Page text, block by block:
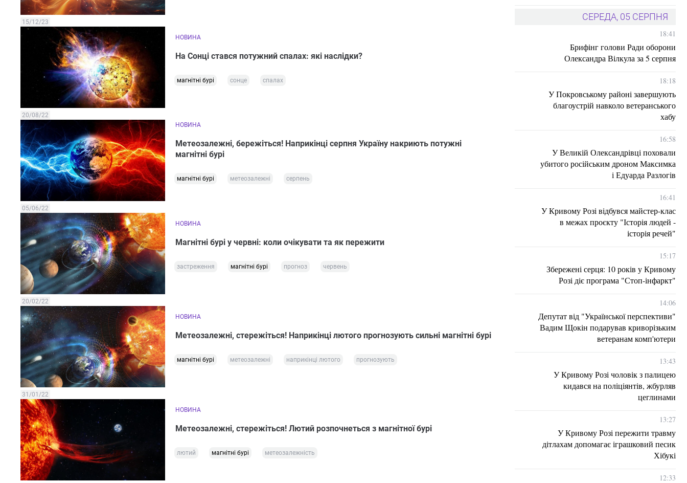
15/12/23
НОВИНА
На Сонці стався потужний спалах: які наслідки?
магнітні бурі сонце спалах
20/08/22
НОВИНА
Метеозалежні, бережіться! Наприкінці серпня Україну накриють потужні
магнітні бурі
магнітні бурі метеозалежні серпень
05/06/22
НОВИНА
Магнітні бурі у червні: коли очікувати та як пережити
застреження магнітні бурі прогноз червень
20/02/22
НОВИНА
Метеозалежні, стережіться! Наприкінці лютого прогнозують сильні магнітні бурі
магнітні бурі метеозалежні наприкінці лютого прогнозують
31/01/22
НОВИНА
Метеозалежні, стережіться! Лютий розпочнеться з магнітної бурі
лютий магнітні бурі метеозалежність
СЕРЕДА, 05 СЕРПНЯ
18:41
Брифінг голови Ради оборони
Олександра Вілкула за 5 серпня
18:18
У Покровському районі завершують
благоустрій навколо ветеранського
хабу
16:58
У Великій Олександрівці поховали
убитого російським дроном Максимка
і Едуарда Разлогів
16:41
У Кривому Розі відбувся майстер-клас
в межах проєкту "Історія людей -
історія речей"
15:17
Збережені серця: 10 років у Кривому
Розі діє програма "Стоп-інфаркт"
14:06
Депутат від "Української перспективи"
Вадим Щокін подарував криворізьким
ветеранам комп'ютери
13:43
У Кривому Розі чоловік з палицею
кидався на поліціянтів, жбурляв
цеглинами
13:27
У Кривому Розі пережити травму
дітлахам допомагає іграшковий песик
Хібукі
12:33